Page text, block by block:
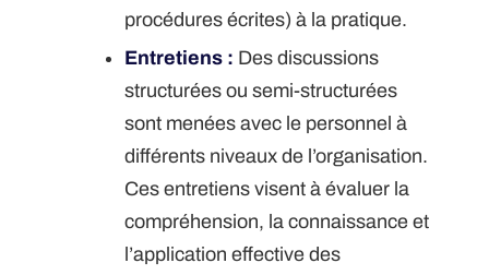
procédures écrites) à la pratique.
Entretiens : Des discussions
structurées ou semi-structurées
sont menées avec le personnel à
différents niveaux de l’organisation.
Ces entretiens visent à évaluer la
compréhension, la connaissance et
l’application effective des